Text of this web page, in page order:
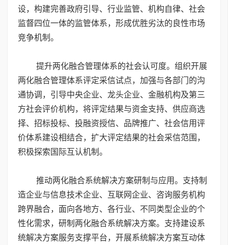
设，构建完善政府引导、行业监管、机构自律、社会
监督四位一体的监管体系，形成优胜劣汰的良性市场
竞争机制。
提升两化融合管理体系的社会认可度。组织开展
两化融合管理体系评定采信试点，加强与各部门的沟
通协调，引导中央企业、龙头企业、金融机构及第三
方社会评价机构，将评定结果与资金支持、供应商选
择、招标投标、投融资授信、品牌推广、社会信用评
价体系建设相结合，扩大评定结果的社会采信范围，
积极探索国际互认机制。
推动两化融合系统解决方案研制与应用。支持制
造企业与信息技术企业、互联网企业、咨询服务机构
跨界融合，面向各地方、各行业、不同类型企业的个
性化需求，研制两化融合系统解决方案。支持建设系
统解决方案服务支撑平台，开展系统解决方案互动体